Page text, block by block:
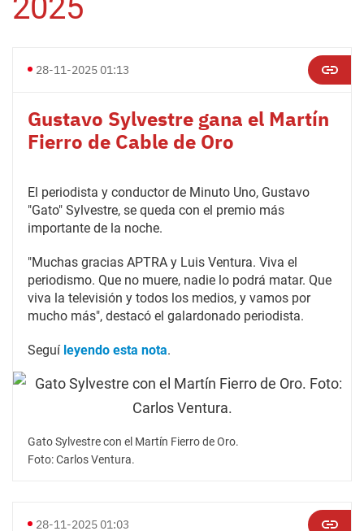
2025
28-11-2025 01:13
Gustavo Sylvestre gana el Martín
Fierro de Cable de Oro
El periodista y conductor de Minuto Uno, Gustavo
"Gato" Sylvestre, se queda con el premio más
importante de la noche.
"Muchas gracias APTRA y Luis Ventura. Viva el
periodismo. Que no muere, nadie lo podrá matar. Que
viva la televisión y todos los medios, y vamos por
mucho más", destacó el galardonado periodista.
Seguí leyendo esta nota.
Gato Sylvestre con el Martín Fierro de Oro.
Foto: Carlos Ventura.
28-11-2025 01:03